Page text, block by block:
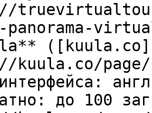
panorama-
([kuula.co]
kuula.co/